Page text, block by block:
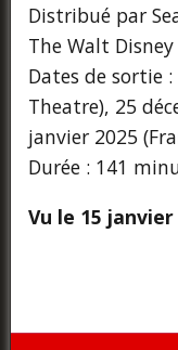
Distribué par
The Walt
Dates de sortie
Theatre), 25
janvier 2025
Durée : 141
Vu le 15